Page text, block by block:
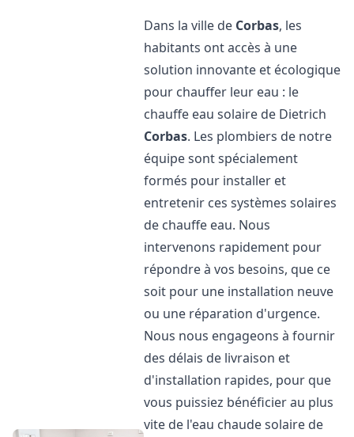
Dans la ville de Corbas, les
habitants ont accès à une
solution innovante et écologique
pour chauffer leur eau : le
chauffe eau solaire de Dietrich
Corbas. Les plombiers de notre
équipe sont spécialement
formés pour installer et
entretenir ces systèmes solaires
de chauffe eau. Nous
intervenons rapidement pour
répondre à vos besoins, que ce
soit pour une installation neuve
ou une réparation d'urgence.
Nous nous engageons à fournir
des délais de livraison et
d'installation rapides, pour que
vous puissiez bénéficier au plus
vite de l'eau chaude solaire de